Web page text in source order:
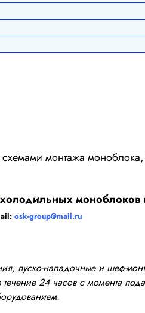
монтажа
холодильных моноблоков
osk-group@mail.ru
пуско-наладочные и шеф-
24 часов с момента